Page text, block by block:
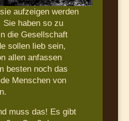
aufzeigen werden
Sie haben so zu
die Gesellschaft
sollen lieb sein,
allen anfassen
besten noch das
Menschen von
muss das! Es gibt